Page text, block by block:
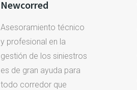
Newcorred
Asesoramiento técnico
y profesional en la
gestión de los siniestros
es de gran ayuda para
todo corredor que